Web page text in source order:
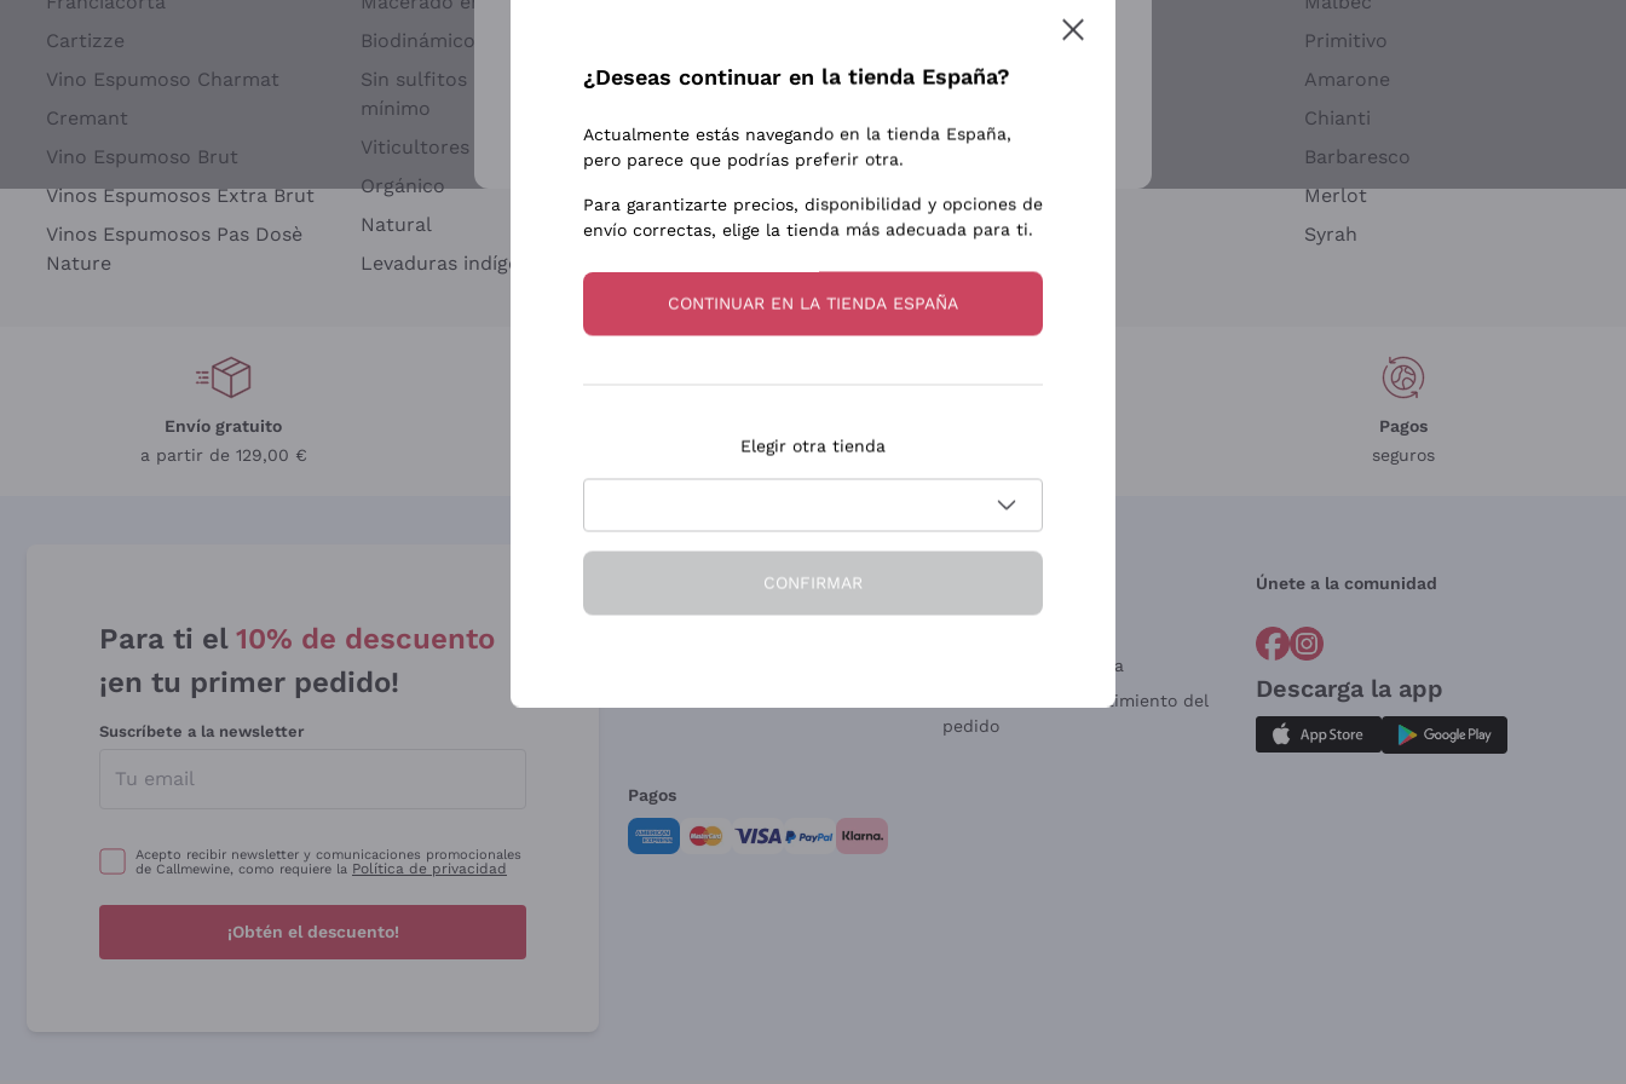
Cartizze
Vino Espumoso Charmat
Cremant
Vino Espumoso Brut
Vinos Espumosos Extra Brut
Vinos Espumosos Pas Dosè
Nature
Biodinámico
Sin sulfitos añadidos o
mínimo
Viticultores Independientes
Orgánico
Natural
Levaduras indígenas
Biondi Santi
Argiolas
Zenato
Ca' dei Frati
Sancerre
Pinot Gris
Sauvignon
Primitivo
Amarone
Chianti
Barbaresco
Merlot
Syrah
Envío gratuito
a partir de 129,00 €
Pagos
seguros
Para ti el 10% de descuento
¡en tu primer pedido!
Suscríbete a la newsletter
Acepto recibir newsletter y comunicaciones promocionales
de Callmewine, como requiere la Política de privacidad
¡Obtén el descuento!
Condiciones de Venta
Formulario de desistimiento del
pedido
Únete a la comunidad
Descarga la app
Pagos
Suscribirme
Para más información, lee nuestraPolítica de privacidad
¿Deseas continuar en la tienda España?
Actualmente estás navegando en la tienda España,
pero parece que podrías preferir otra.
Para garantizarte precios, disponibilidad y opciones de
envío correctas, elige la tienda más adecuada para ti.
CONTINUAR EN LA TIENDA ESPAÑA
Elegir otra tienda
CONFIRMAR